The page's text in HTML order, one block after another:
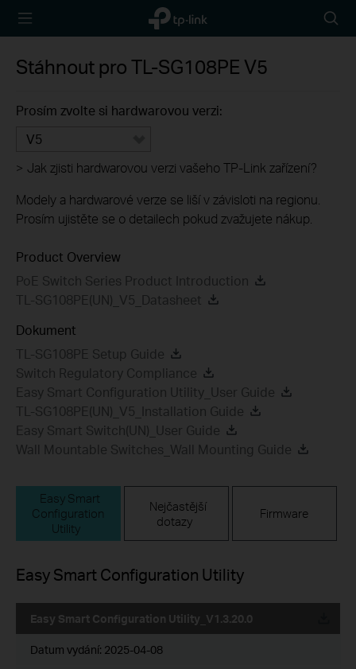
TP-Link,
Reliably
icon
Stáhnout proTL-SG108PE V5
Prosím zvolte si hardwarovou verzi:
V5
> Jak zjisti hardwarovou verzi vašeho TP-Link zařízení?
Modely a hardwarové verze se liší v závisloti na regionu.
Prosím ujistěte se o detailech pokud zvažujete nákup.
Product Overview
PoE Switch Series Product Introduction
TL-SG108PE(UN)_V5_Datasheet
Dokument
TL-SG108PE Setup Guide
Switch Regulatory Compliance
Easy Smart Configuration Utility_User Guide
TL-SG108PE(UN)_V5_Installation Guide
Easy Smart Switch(UN)_User Guide
Wall Mountable Switches_Wall Mounting Guide
Easy Smart
Configuration
Utility
Nejčastější
dotazy
Firmware
Easy Smart Configuration Utility
Easy Smart Configuration Utility_V1.3.20.0
Datum vydání: 2025-04-08